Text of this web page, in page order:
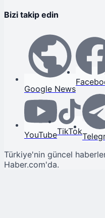
Bizi takip edin
Google News
YouTubeTikTok
Türkiye'nin güncel
Haber.com'da.